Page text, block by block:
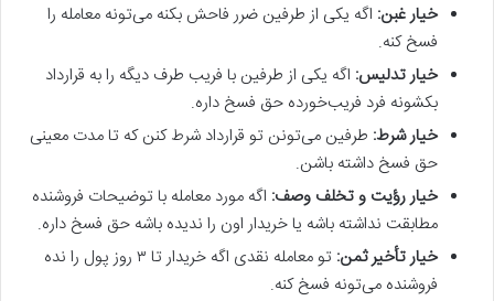
خیار غبن: اگه یکی از طرفین ضرر فاحش بکنه می‌تونه معامله را
فسخ کنه.
خیار تدلیس: اگه یکی از طرفین با فریب طرف دیگه را به قرارداد
بکشونه فرد فریب‌خورده حق فسخ داره.
خیار شرط: طرفین می‌تونن تو قرارداد شرط کنن که تا مدت معینی
حق فسخ داشته باشن.
خیار رؤیت و تخلف وصف: اگه مورد معامله با توضیحات فروشنده
مطابقت نداشته باشه یا خریدار اون را ندیده باشه حق فسخ داره.
خیار تأخیر ثمن:
تو معامله نقدی اگه خریدار تا ۳ روز پول را نده
فروشنده می‌تونه فسخ کنه.